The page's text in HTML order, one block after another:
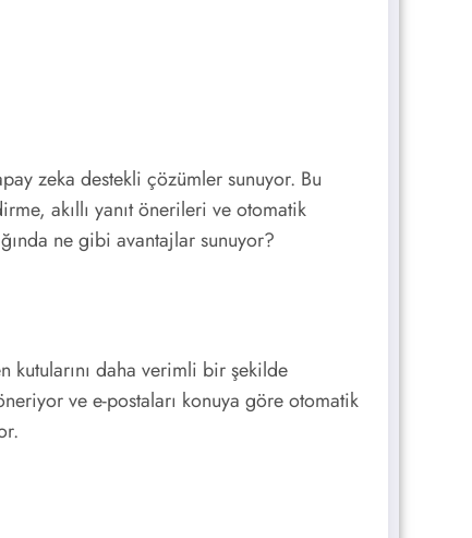
zeka destekli çözümler sunuyor. Bu
akıllı yanıt önerileri ve otomatik
ne gibi avantajlar sunuyor?
kutularını daha verimli bir şekilde
ve e-postaları konuya göre otomatik